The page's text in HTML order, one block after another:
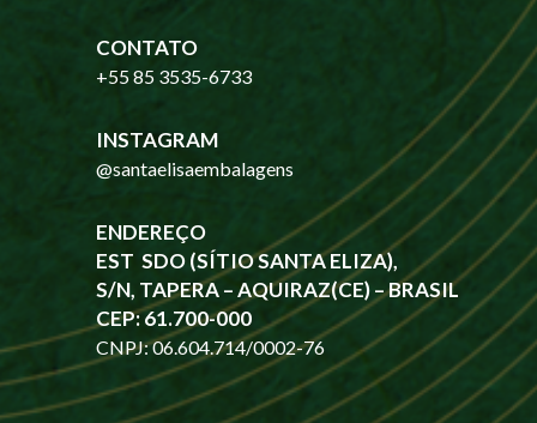
CONTATO
+55 85 3535-6733
INSTAGRAM
@santaelisaembalagens
ENDEREÇO
EST SDO (SÍTIO SANTA ELIZA),
S/N, TAPERA – AQUIRAZ(CE) – BRASIL
CEP: 61.700-000
CNPJ: 06.604.714/0002-76